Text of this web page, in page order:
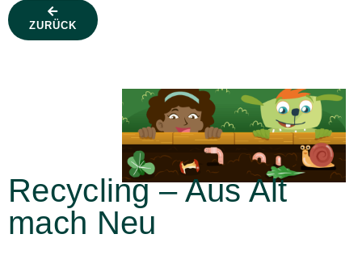
ZURÜCK
Recycling – Aus Alt
mach Neu